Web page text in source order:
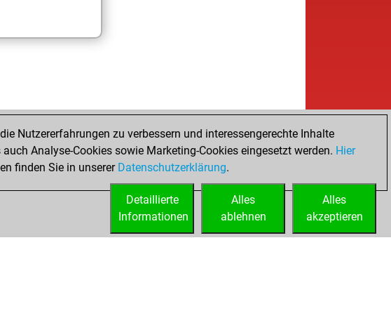
Nutzererfahrungen zu verbessern und interessengerechte Inhalte
Analyse-Cookies sowie Marketing-Cookies eingesetzt werden. Hier
finden Sie in unserer Datenschutzerklärung.
Alles
akzeptieren
Alles
ablehnen
Detaillierte
Informationen